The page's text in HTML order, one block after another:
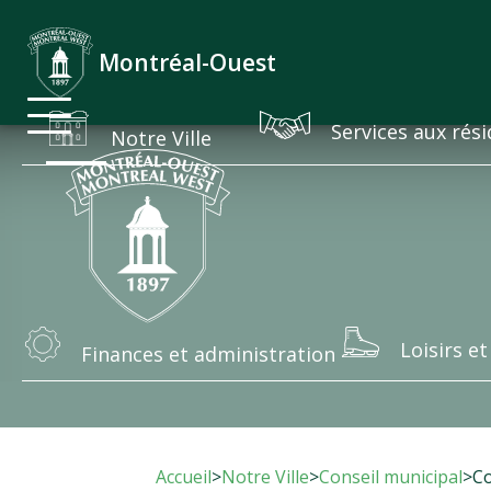
Notre Ville Services aux
Finances et administration Loisirs
Montréal-Ouest
Accueil>Notre Ville>Conseil municipal>